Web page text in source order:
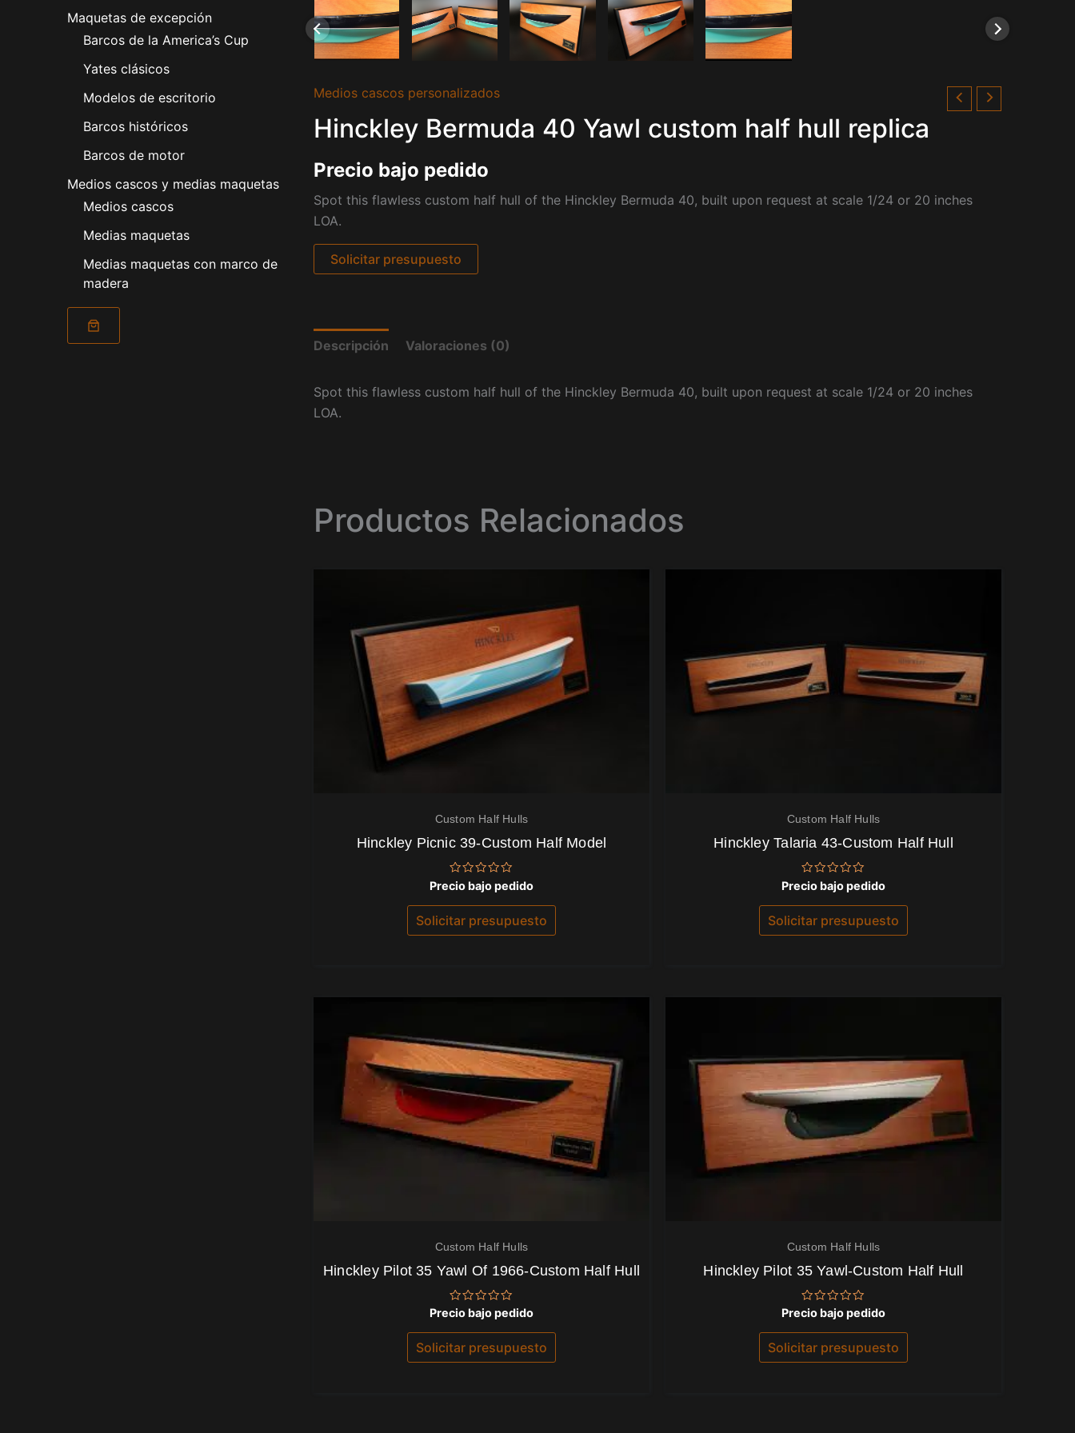
Maquetas de excepción
Barcos de la America’s Cup
Yates clásicos
Modelos de escritorio
Barcos históricos
Barcos de motor
Medios cascos y medias maquetas
Medios cascos
Medias maquetas
Medias maquetas con marco de
madera
Medios cascos personalizados
Hinckley Bermuda 40 Yawl custom half hull replica
Precio bajo pedido
Spot this flawless custom half hull of the Hinckley Bermuda 40, built upon request at scale 1/24 or 20 inches
LOA.
Solicitar presupuesto
Descripción Valoraciones (0)
Spot this flawless custom half hull of the Hinckley Bermuda 40, built upon request at scale 1/24 or 20 inches
LOA.
Productos Relacionados
Custom Half Hulls
Hinckley Picnic 39-Custom Half Model
Valorado
con
0
de
5
Precio bajo pedido
Solicitar presupuesto
Custom Half Hulls
Hinckley Talaria 43-Custom Half Hull
Valorado
con
0
de
5
Precio bajo pedido
Solicitar presupuesto
Custom Half Hulls
Hinckley Pilot 35 Yawl Of 1966-Custom Half Hull
Valorado
con
0
de
5
Precio bajo pedido
Solicitar presupuesto
Custom Half Hulls
Hinckley Pilot 35 Yawl-Custom Half Hull
Valorado
con
0
de
5
Precio bajo pedido
Solicitar presupuesto